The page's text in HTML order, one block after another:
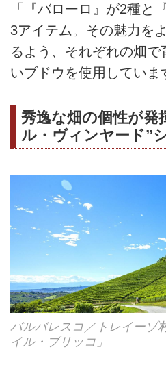
「『バローロ』が2種と
3アイテム。その魅力を
るよう、それぞれの畑
いブドウを使用していま
秀逸な畑の個性が発
ル・ヴィンヤード”
バルバレスコ／トレイーゾ
イル・ブリッコ」